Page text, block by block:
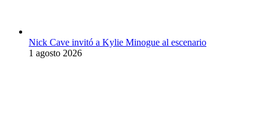
Nick Cave invitó a Kylie Minogue al escenario
1 agosto 2026